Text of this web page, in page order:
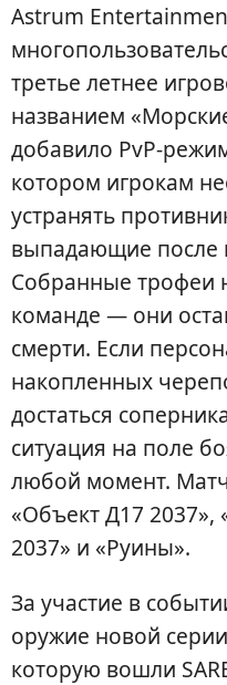
Astrum
третье летнее
названием
добавило PvP-
котором игрокам
устранять
выпадающие после
Собранные трофеи
команде — они
смерти. Если
накопленных
достаться
ситуация на поле
любой момент.
«Объект Д17 2037»,
2037» и «Руины».
За участие в
оружие новой
которую вошли